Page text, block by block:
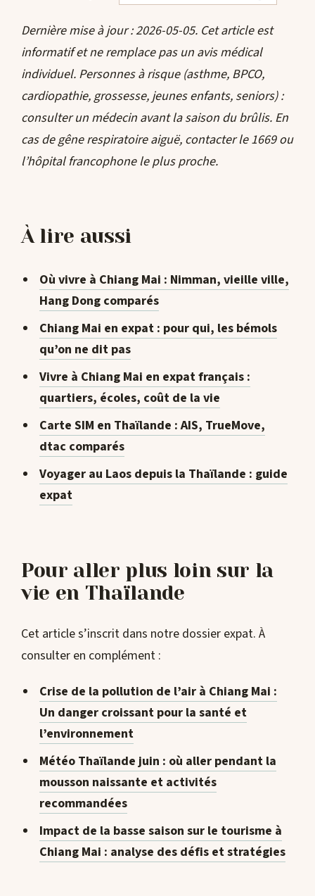
Dernière mise à jour : 2026-05-05. Cet article est
informatif et ne remplace pas un avis médical
individuel. Personnes à risque (asthme, BPCO,
cardiopathie, grossesse, jeunes enfants, seniors) :
consulter un médecin avant la saison du brûlis. En
cas de gêne respiratoire aiguë, contacter le 1669 ou
l’hôpital francophone le plus proche.
À lire aussi
Où vivre à Chiang Mai : Nimman, vieille ville,
Hang Dong comparés
Chiang Mai en expat : pour qui, les bémols
qu’on ne dit pas
Vivre à Chiang Mai en expat français :
quartiers, écoles, coût de la vie
Carte SIM en Thaïlande : AIS, TrueMove,
dtac comparés
Voyager au Laos depuis la Thaïlande : guide
expat
Pour aller plus loin sur la
vie en Thaïlande
Cet article s’inscrit dans notre dossier expat. À
consulter en complément :
Crise de la pollution de l’air à Chiang Mai :
Un danger croissant pour la santé et
l’environnement
Météo Thaïlande juin : où aller pendant la
mousson naissante et activités
recommandées
Impact de la basse saison sur le tourisme à
Chiang Mai : analyse des défis et stratégies